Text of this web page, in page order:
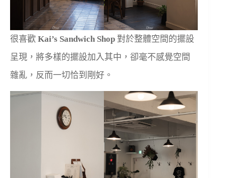
很喜歡 Kai’s Sandwich Shop 對於整體空間的擺設
呈現，將多樣的擺設加入其中，卻毫不感覺空間
雜亂，反而一切恰到剛好。